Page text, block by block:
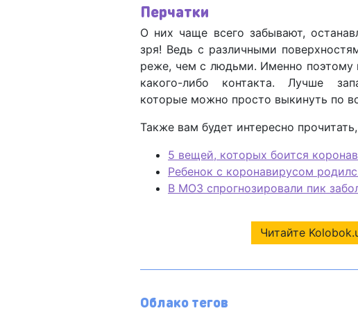
Перчатки
О них чаще всего забывают,
зря! Ведь с различными
реже, чем с людьми. Именно поэтому
какого-либо контакта. Лучше
которые можно просто выкинуть по
Также вам будет интересно прочитать,
5 вещей, которых боится
Ребенок с коронавирусом
В МОЗ спрогнозировали пик
Читайте
Облако тегов